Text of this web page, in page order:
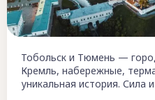
Тобольск и Тюмень —
Кремль, набережные,
уникальная история. Сила